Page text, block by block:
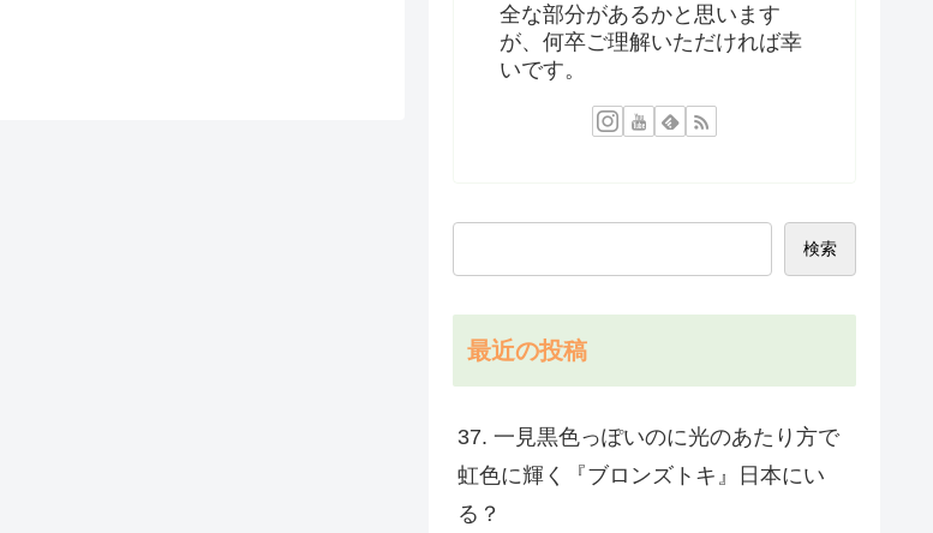
全な部分があるかと思います
が、何卒ご理解いただければ幸
いです。
検索
最近の投稿
37. 一見黒色っぽいのに光のあたり方で
虹色に輝く『ブロンズトキ』日本にい
る？